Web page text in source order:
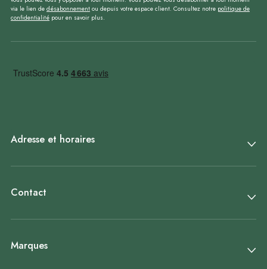
via le lien de désabonnement ou depuis votre espace client. Consultez notre politique de
confidentialité pour en savoir plus.
Adresse et horaires
Contact
Marques